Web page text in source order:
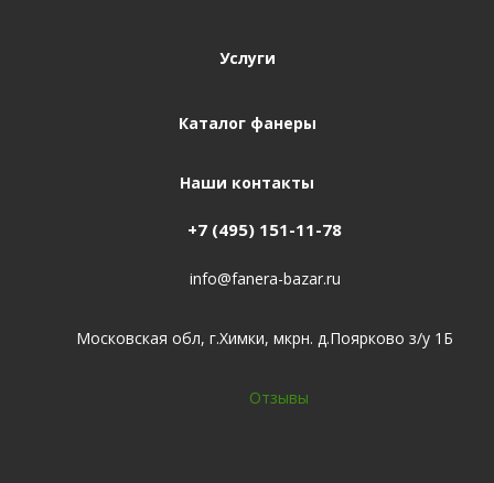
Услуги
Каталог фанеры
Наши контакты
+7 (495) 151-11-78
info@fanera-bazar.ru
Московская обл, г.Химки, мкрн. д.Поярково з/у 1Б
Отзывы